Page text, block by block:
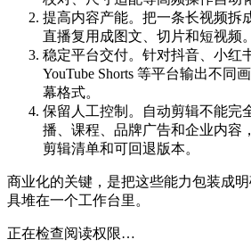
提高内容产能。把一条长视频拆
直播复用成图文、切片和短视频。
稳定平台交付。针对抖音、小红
YouTube Shorts 等平台输出不同
幕格式。
保留人工控制。自动剪辑不能完
播、课程、品牌广告和企业内容
剪辑清单和可回退版本。
商业化的关键，是把这些能力包装成
具堆在一个工作台里。
正在检查阅读权限…